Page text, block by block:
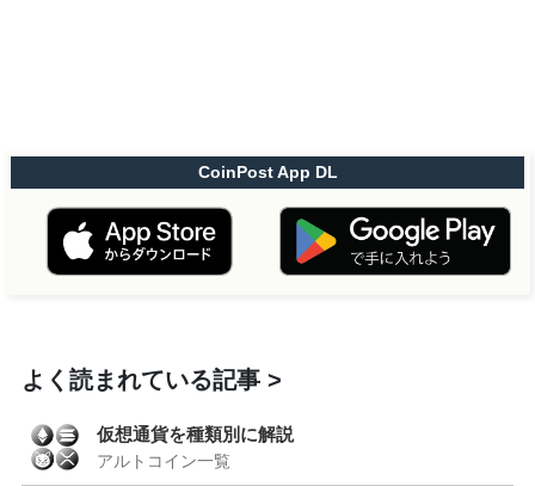
CoinPost App DL
よく読まれている記事
仮想通貨を種類別に解説
アルトコイン一覧